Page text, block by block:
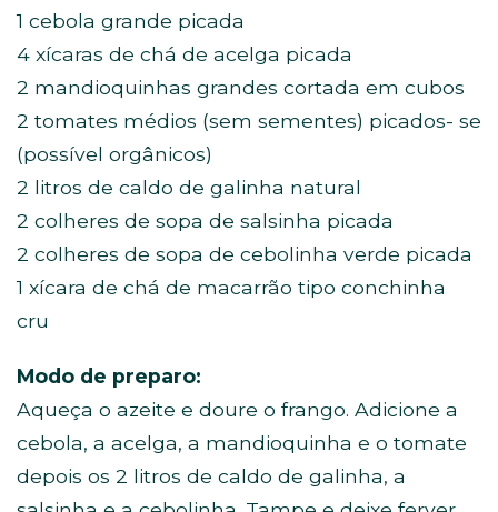
1 cebola grande picada
4 xícaras de chá de acelga picada
2 mandioquinhas grandes cortada em cubos
2 tomates médios (sem sementes) picados- se
(possível orgânicos)
2 litros de caldo de galinha natural
2 colheres de sopa de salsinha picada
2 colheres de sopa de cebolinha verde picada
1 xícara de chá de macarrão tipo conchinha
cru
Modo de preparo:
Aqueça o azeite e doure o frango. Adicione a
cebola, a acelga, a mandioquinha e o tomate
depois os 2 litros de caldo de galinha, a